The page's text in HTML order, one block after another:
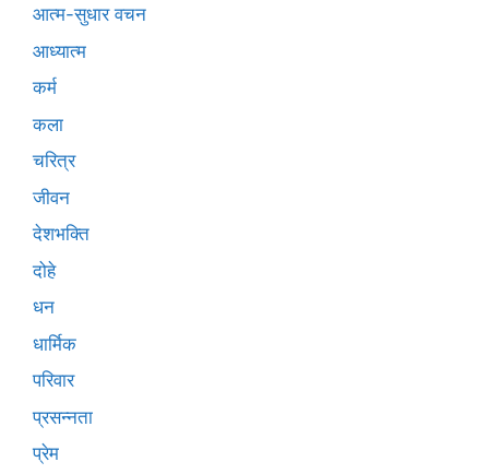
आत्म-सुधार वचन
आध्यात्म
कर्म
कला
चरित्र
जीवन
देशभक्ति
दोहे
धन
धार्मिक
परिवार
प्रसन्नता
प्रेम